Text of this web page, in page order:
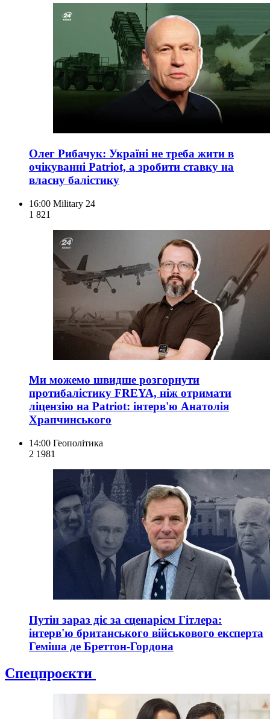
Олег Рибачук: Україні не треба жити в
очікуванні Patriot, а зробити ставку на
власну балістику
16:00 Military 24
1 821
Ми можемо швидше розгорнути
протибалістику FREYA, ніж отримати
ліцензію на Patriot: інтерв'ю Анатолія
Храпчинського
14:00 Геополітика
2 1981
Путін зараз діє за сценарієм Гітлера:
інтерв'ю британського військового експерта
Геміша де Бреттон-Гордона
Спецпроєкти